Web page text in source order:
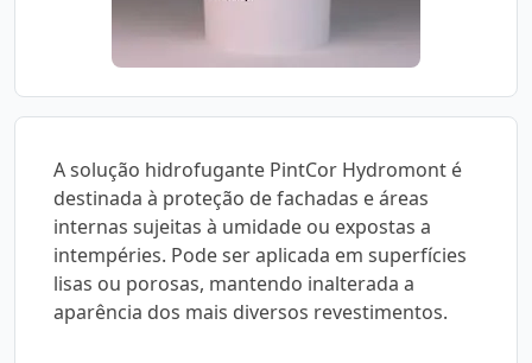
A solução hidrofugante PintCor Hydromont é
destinada à proteção de fachadas e áreas
internas sujeitas à umidade ou expostas a
intempéries. Pode ser aplicada em superfícies
lisas ou porosas, mantendo inalterada a
aparência dos mais diversos revestimentos.